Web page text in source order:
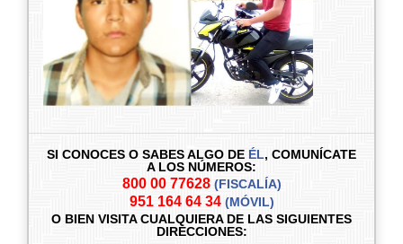
SI CONOCES O SABES ALGO DE ÉL, COMUNÍCATE
A LOS NÚMEROS:
800 00 77628 (FISCALÍA)
951 164 64 34 (MÓVIL)
O BIEN VISITA CUALQUIERA DE LAS SIGUIENTES
DIRECCIONES: